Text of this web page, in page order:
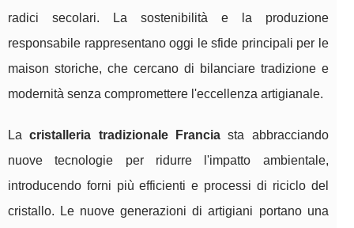
radici secolari. La sostenibilità e la produzione
responsabile rappresentano oggi le sfide principali per le
maison storiche, che cercano di bilanciare tradizione e
modernità senza compromettere l'eccellenza artigianale.
Lacristalleria tradizionale Franciasta abbracciando
nuove tecnologie per ridurre l'impatto ambientale,
introducendo forni più efficienti e processi di riciclo del
cristallo. Le nuove generazioni di artigiani portano una